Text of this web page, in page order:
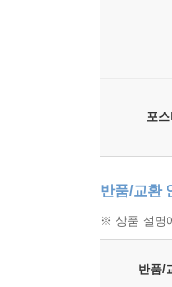
포
반품/교환
※ 상품 설명
반품/